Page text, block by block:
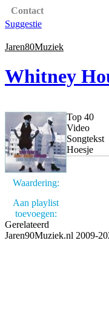
Contact
Suggestie
Jaren80Muziek
Whitney
Waardering:
Aan playlist
toevoegen:
Top 40
Video
Songtekst
Hoesje
Gerelateerd
Jaren90Muziek.nl 2009-